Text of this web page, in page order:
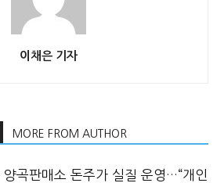
이채은 기자
MORE FROM AUTHOR
양곡판매소 돈주가 실질 운영…“개인